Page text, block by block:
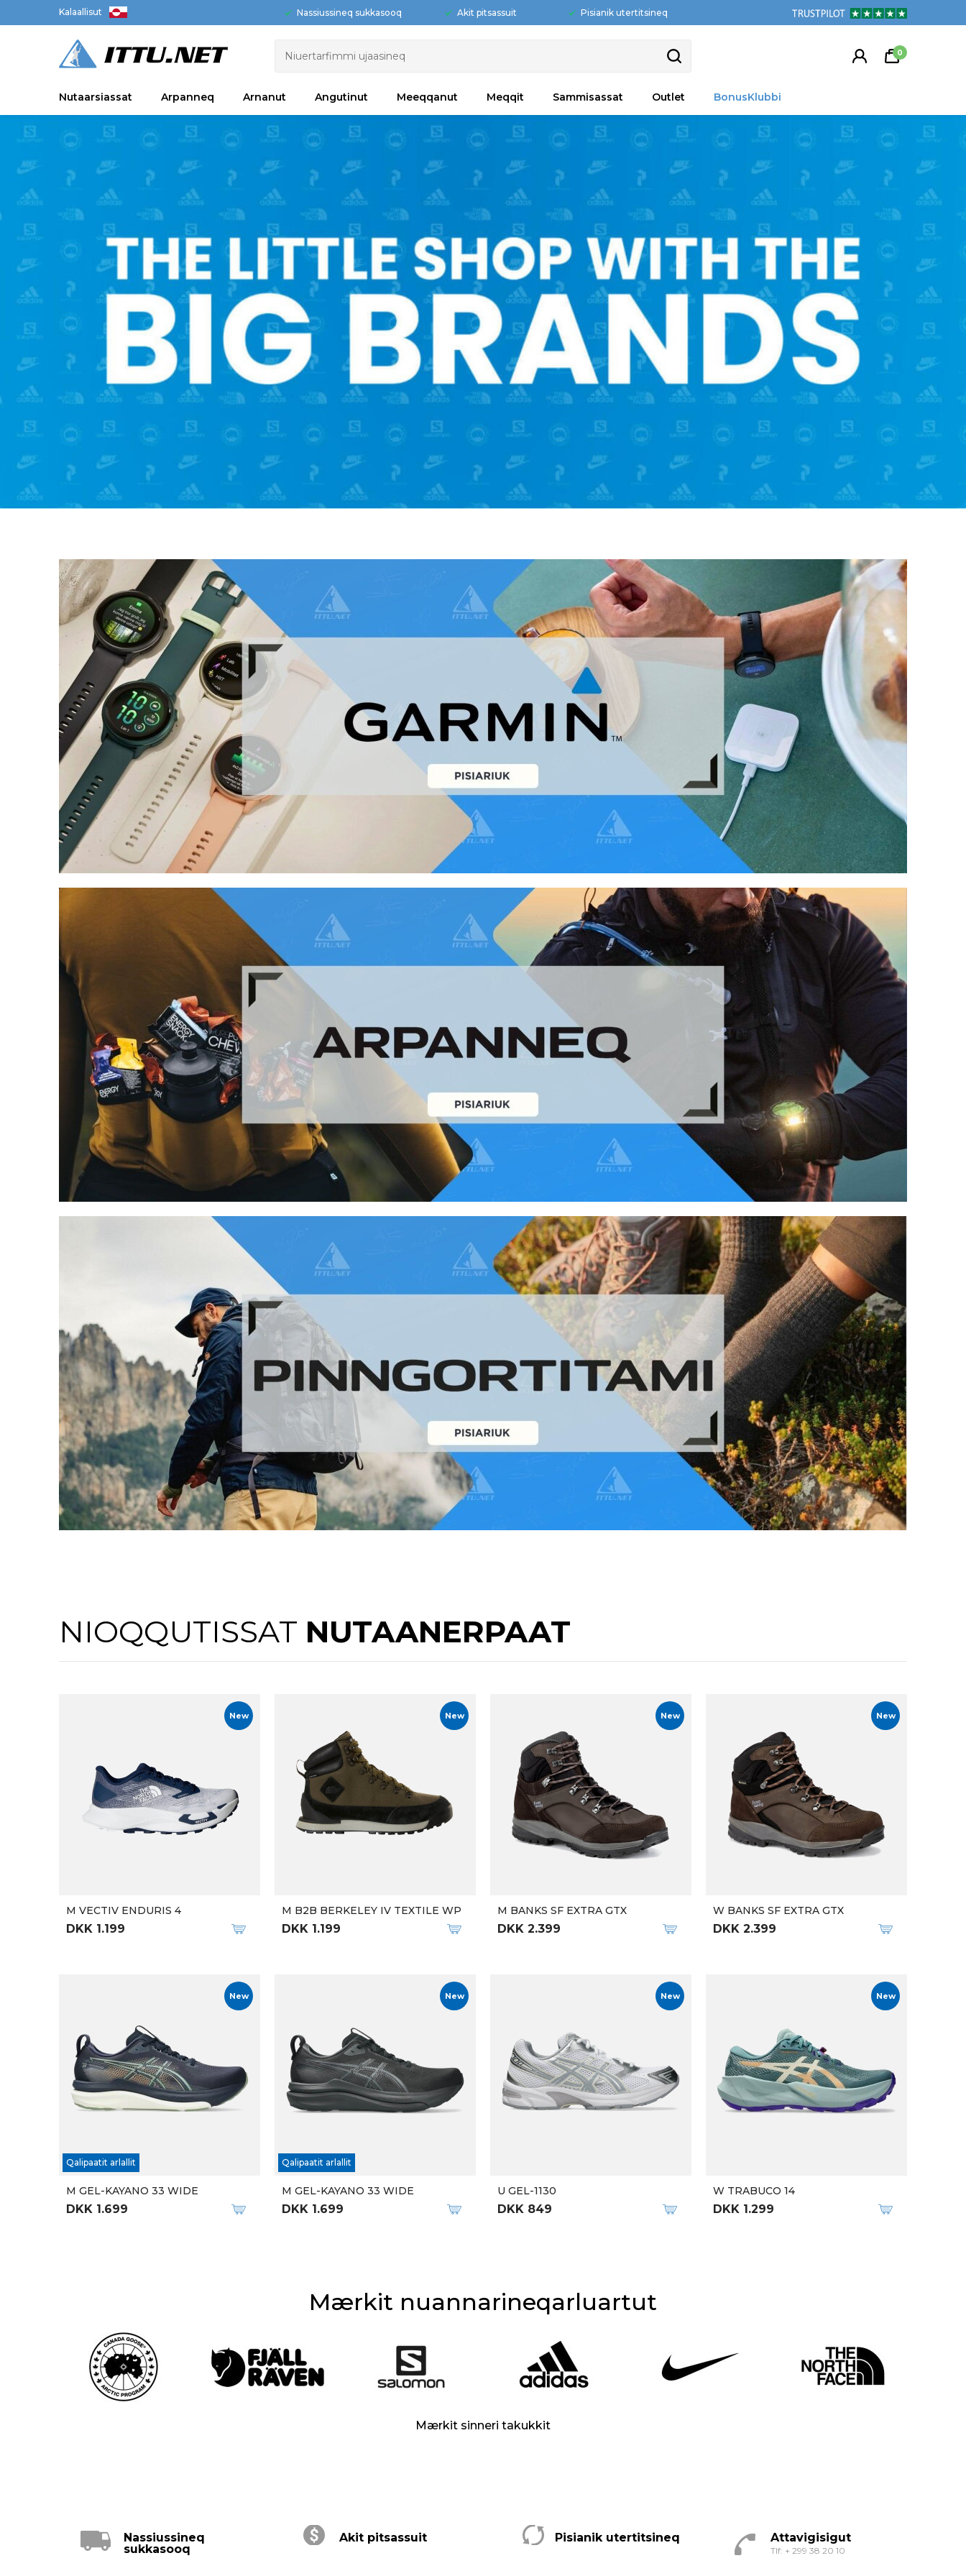
Kalaallisut Nassiussineq sukkasooq Akit pitsassuit Pisianik utertitsineq
0
Nutaarsiassat Arpanneq Arnanut Angutinut Meeqqanut Meqqit Sammisassat Outlet BonusKlubbi
NIOQQUTISSAT NUTAANERPAAT
New
M VECTIV ENDURIS 4
DKK 1.199
New
M B2B BERKELEY IV TEXTILE WP
DKK 1.199
New
M BANKS SF EXTRA GTX
DKK 2.399
New
W BANKS SF EXTRA GTX
DKK 2.399
Qalipaatit arlallit
New
M GEL-KAYANO 33 WIDE
DKK 1.699
Qalipaatit arlallit
New
M GEL-KAYANO 33 WIDE
DKK 1.699
New
U GEL-1130
DKK 849
New
W TRABUCO 14
DKK 1.299
Mærkit nuannarineqarluartut
Mærkit sinneri takukkit
Nassiussineq
sukkasooq
Akit pitsassuit Pisianik utertitsineq Attavigisigut
Tlf: + 299 38 20 10